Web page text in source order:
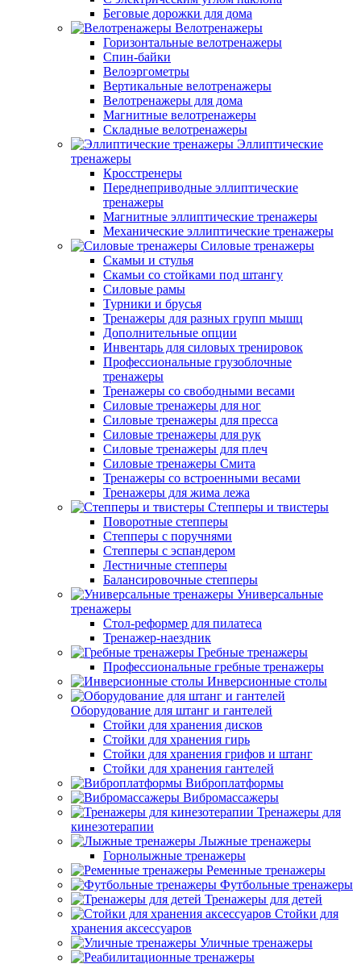
Беговые дорожки для дома
Велотренажеры
Горизонтальные велотренажеры
Спин-байки
Велоэргометры
Вертикальные велотренажеры
Велотренажеры для дома
Магнитные велотренажеры
Складные велотренажеры
Эллиптические
тренажеры
Кросстренеры
Переднеприводные эллиптические
тренажеры
Магнитные эллиптические тренажеры
Механические эллиптические тренажеры
Силовые тренажеры
Скамьи и стулья
Скамьи со стойками под штангу
Силовые рамы
Турники и брусья
Тренажеры для разных групп мышц
Дополнительные опции
Инвентарь для силовых тренировок
Профессиональные грузоблочные
тренажеры
Тренажеры со свободными весами
Силовые тренажеры для ног
Силовые тренажеры для пресса
Силовые тренажеры для рук
Силовые тренажеры для плеч
Силовые тренажеры Смита
Тренажеры со встроенными весами
Тренажеры для жима лежа
Степперы и твистеры
Поворотные степперы
Степперы с поручнями
Степперы с эспандером
Лестничные степперы
Балансировочные степперы
Универсальные
тренажеры
Стол-реформер для пилатеса
Тренажер-наездник
Гребные тренажеры
Профессиональные гребные тренажеры
Инверсионные столы
Оборудование для штанг и гантелей
Стойки для хранения дисков
Стойки для хранения гирь
Стойки для хранения грифов и штанг
Стойки для хранения гантелей
Виброплатформы
Вибромассажеры
Тренажеры для
кинезотерапии
Лыжные тренажеры
Горнолыжные тренажеры
Ременные тренажеры
Футбольные тренажеры
Тренажеры для детей
Стойки для
хранения аксессуаров
Уличные тренажеры